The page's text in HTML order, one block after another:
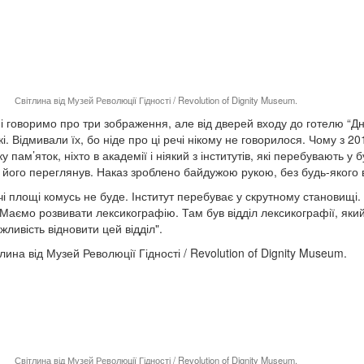
Світлина від Музей Революції Гідності / Revolution of Dignity Museum.
говоримо про три зображення, але від дверей входу до готелю
Відмивали їх, бо ніде про ці речі нікому не говорилося. Чому з
пам’яток, ніхто в академії і ніякий з інститутів, які перебувають
переглянув. Наказ зроблено байдужою рукою, без будь-якого
площі комусь не буде. Інститут перебуває у скрутному
розвивати лексикографію. Там був відділ лексикографії,
відновити цей відділ".
Світлина від Музей Революції Гідності / Revolution of Dignity Museum.